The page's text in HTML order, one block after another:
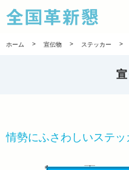
ホーム > 宣伝物 > ステッカー >
情勢にふさわしいステ